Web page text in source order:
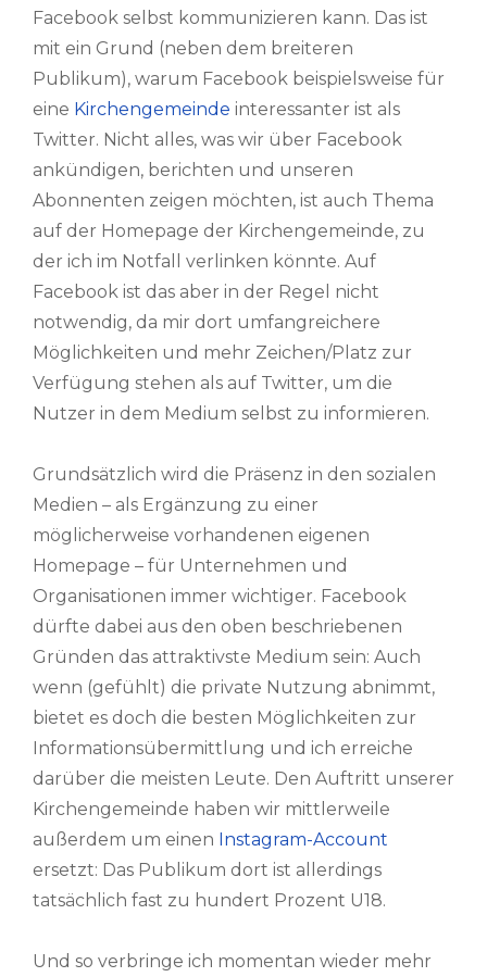
Facebook selbst kommunizieren kann. Das ist
mit ein Grund (neben dem breiteren
Publikum), warum Facebook beispielsweise für
eine Kirchengemeinde interessanter ist als
Twitter. Nicht alles, was wir über Facebook
ankündigen, berichten und unseren
Abonnenten zeigen möchten, ist auch Thema
auf der Homepage der Kirchengemeinde, zu
der ich im Notfall verlinken könnte. Auf
Facebook ist das aber in der Regel nicht
notwendig, da mir dort umfangreichere
Möglichkeiten und mehr Zeichen/Platz zur
Verfügung stehen als auf Twitter, um die
Nutzer in dem Medium selbst zu informieren.
Grundsätzlich wird die Präsenz in den sozialen
Medien – als Ergänzung zu einer
möglicherweise vorhandenen eigenen
Homepage – für Unternehmen und
Organisationen immer wichtiger. Facebook
dürfte dabei aus den oben beschriebenen
Gründen das attraktivste Medium sein: Auch
wenn (gefühlt) die private Nutzung abnimmt,
bietet es doch die besten Möglichkeiten zur
Informationsübermittlung und ich erreiche
darüber die meisten Leute. Den Auftritt unserer
Kirchengemeinde haben wir mittlerweile
außerdem um einen Instagram-Account
ersetzt: Das Publikum dort ist allerdings
tatsächlich fast zu hundert Prozent U18.
Und so verbringe ich momentan wieder mehr